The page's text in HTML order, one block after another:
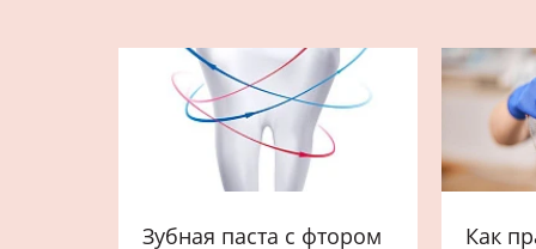
Зубная паста с фтором
Как